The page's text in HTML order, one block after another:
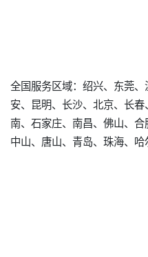
全国服务区域：绍兴、东莞
安、昆明、长沙、北京、长
南、石家庄、南昌、佛山、合
中山、唐山、青岛、珠海、哈